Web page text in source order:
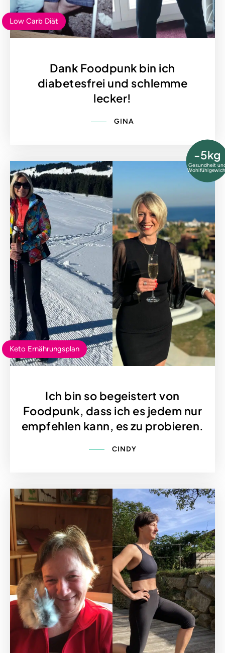
Low Carb Diät
Dank Foodpunk bin ich
diabetesfrei und schlemme
lecker!
GINA
-5kg
Gesundheit
Keto Ernährungsplan
Ich bin so begeistert von
Foodpunk, dass ich es jedem nur
empfehlen kann, es zu probieren.
CINDY